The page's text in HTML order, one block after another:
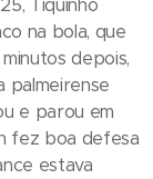
Tiquinho
na bola, que
depois,
palmeirense
e parou em
fez boa defesa
estava